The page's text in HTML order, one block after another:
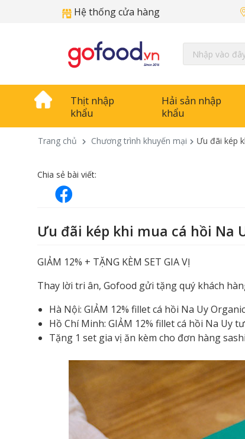
Hệ thống cửa hàng
Thịt nhập
khẩu
Hải sản nhập
khẩu
Trang chủ Chương trình khuyến mại Ưu đãi kép
Chia sẻ bài viết:
Ưu đãi kép khi mua cá hồi Na
GIẢM 12% + TẶNG KÈM SET GIA VỊ
Thay lời tri ân, Gofood gửi tặng quý khách
Hà Nội: GIẢM 12% fillet cá hồi Na Uy
Hồ Chí Minh: GIẢM 12% fillet cá hồi Na Uy
Tặng 1 set gia vị ăn kèm cho đơn hàng